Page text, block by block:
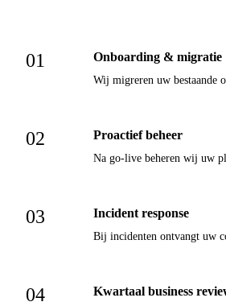
01 Onboarding & migratie
Wij migreren uw bestaande
02 Proactief beheer
Na go-live beheren wij uw
03 Incident response
Bij incidenten ontvangt uw
04 Kwartaal business